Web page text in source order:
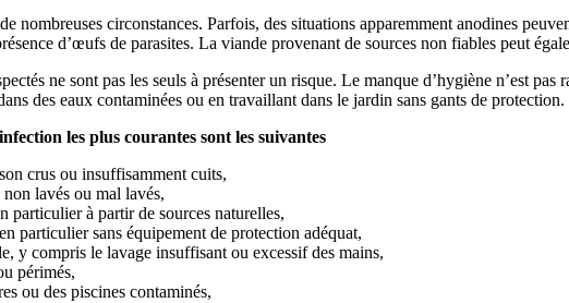
nombreuses circonstances. Parfois, des situations apparemment anodines
d’œufs de parasites. La viande provenant de sources non fiables peut
ne sont pas les seuls à présenter un risque. Le manque d’hygiène n’est
des eaux contaminées ou en travaillant dans le jardin sans gants de protection.
les plus courantes sont les suivantes
crus ou insuffisamment cuits,
lavés ou mal lavés,
particulier à partir de sources naturelles,
particulier sans équipement de protection adéquat,
y compris le lavage insuffisant ou excessif des mains,
périmés,
ou des piscines contaminés,